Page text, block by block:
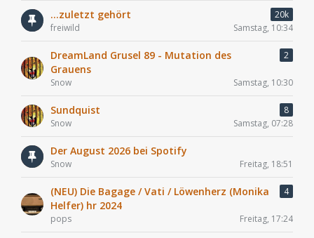
...zuletzt gehört
20k
freiwild
Samstag, 10:34
DreamLand Grusel 89 - Mutation des
Grauens
2
Snow Samstag, 10:30
Sundquist
8
Snow
Samstag, 07:28
Der August 2026 bei Spotify
Snow Freitag, 18:51
(NEU) Die Bagage / Vati / Löwenherz (Monika
Helfer) hr 2024
4
pops Freitag, 17:24